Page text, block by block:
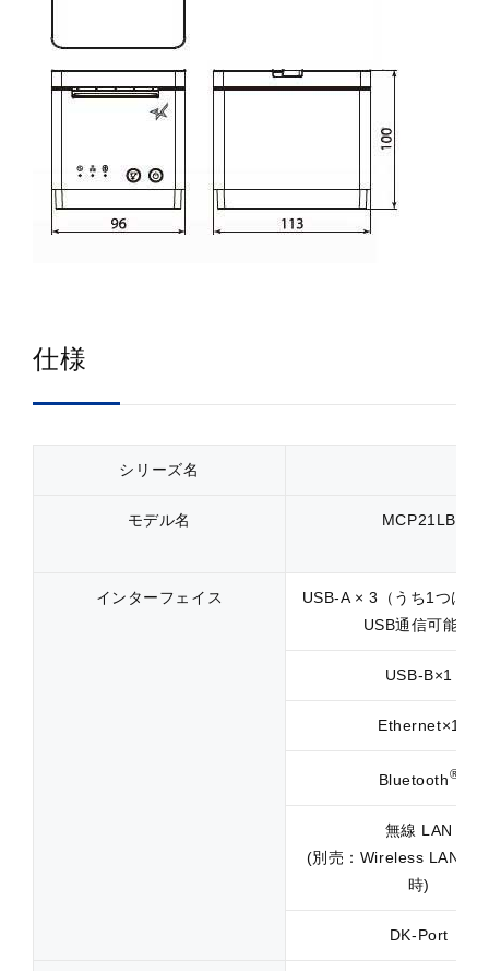
仕様
シリーズ名
モデル名 MCP21LB
インターフェイス
USB-A × 3（うち1つは
USB通信可能）
USB-B×1
Ethernet×1
Bluetooth®
無線 LAN
(別売：Wireless LAN
時)
DK-Port